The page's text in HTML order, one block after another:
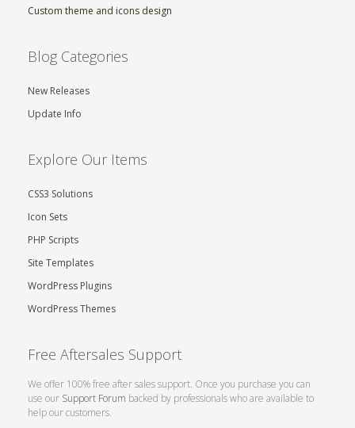
Custom theme and icons design
Blog Categories
New Releases
Update Info
Explore Our Items
CSS3 Solutions
Icon Sets
PHP Scripts
Site Templates
WordPress Plugins
WordPress Themes
Free Aftersales Support
We offer 100% free after sales support. Once you purchase you can
use our Support Forum backed by professionals who are available to
help our customers.